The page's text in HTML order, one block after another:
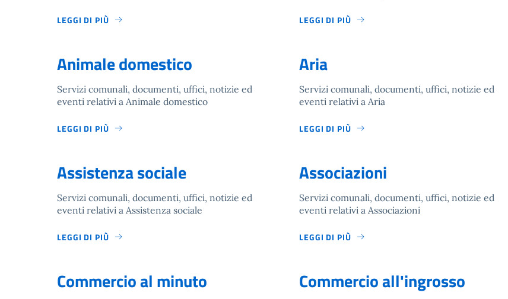
LEGGI DI PIÙ LEGGI DI PIÙ
Animale domestico
Servizi comunali, documenti, uffici, notizie ed
eventi relativi a Animale domestico
LEGGI DI PIÙ
Aria
Servizi comunali, documenti, uffici, notizie ed
eventi relativi a Aria
LEGGI DI PIÙ
Assistenza sociale
Servizi comunali, documenti, uffici, notizie ed
eventi relativi a Assistenza sociale
LEGGI DI PIÙ
Associazioni
Servizi comunali, documenti, uffici, notizie ed
eventi relativi a Associazioni
LEGGI DI PIÙ
Commercio al minuto Commercio all'ingrosso